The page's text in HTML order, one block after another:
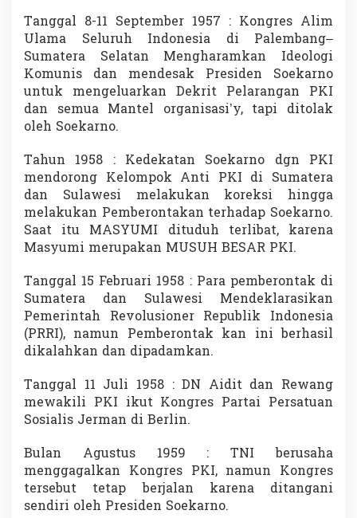
Tanggal 8-11 September 1957 : Kongres Alim
Ulama Seluruh Indonesia di Palembang–
Sumatera Selatan Mengharamkan Ideologi
Komunis dan mendesak Presiden Soekarno
untuk mengeluarkan Dekrit Pelarangan PKI
dan semua Mantel organisasi’y, tapi ditolak
oleh Soekarno.
Tahun 1958 : Kedekatan Soekarno dgn PKI
mendorong Kelompok Anti PKI di Sumatera
dan Sulawesi melakukan koreksi hingga
melakukan Pemberontakan terhadap Soekarno.
Saat itu MASYUMI dituduh terlibat, karena
Masyumi merupakan MUSUH BESAR PKI.
Tanggal 15 Februari 1958 : Para pemberontak di
Sumatera dan Sulawesi Mendeklarasikan
Pemerintah Revolusioner Republik Indonesia
(PRRI), namun Pemberontak kan ini berhasil
dikalahkan dan dipadamkan.
Tanggal 11 Juli 1958 : DN Aidit dan Rewang
mewakili PKI ikut Kongres Partai Persatuan
Sosialis Jerman di Berlin.
Bulan Agustus 1959 : TNI berusaha
menggagalkan Kongres PKI, namun Kongres
tersebut tetap berjalan karena ditangani
sendiri oleh Presiden Soekarno.